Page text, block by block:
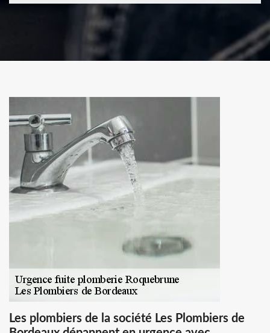
Les plombiers de la société Les Plombiers de